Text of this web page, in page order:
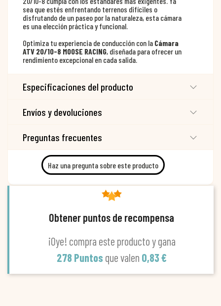
sea que estés enfrentando terrenos difíciles o
disfrutando de un paseo por la naturaleza, esta cámara
es una elección práctica y funcional.
Optimiza tu experiencia de conducción con la Cámara
ATV 20/10-8 MOOSE RACING, diseñada para ofrecer un
rendimiento excepcional en cada salida.
Especificaciones del producto
Envíos y devoluciones
Preguntas frecuentes
Haz una pregunta sobre este producto
Obtener puntos de recompensa
¡Oye! compra este producto y gana
278 Puntos que valen 0,83 €